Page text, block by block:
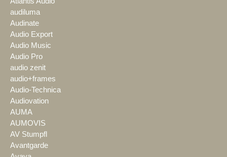
audiluma
Audinate
Audio Export
Audio Music
Audio Pro
audio zenit
audio+frames
Audio-Technica
Audiovation
AUMA
AUMOVIS
AV Stumpfl
Avantgarde